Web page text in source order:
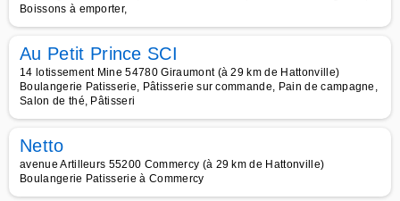
Boissons à emporter,
Au Petit Prince SCI
14 lotissement Mine 54780 Giraumont (à 29 km de Hattonville)
Boulangerie Patisserie, Pâtisserie sur commande, Pain de campagne,
Salon de thé, Pâtisseri
Netto
avenue Artilleurs 55200 Commercy (à 29 km de Hattonville)
Boulangerie Patisserie à Commercy